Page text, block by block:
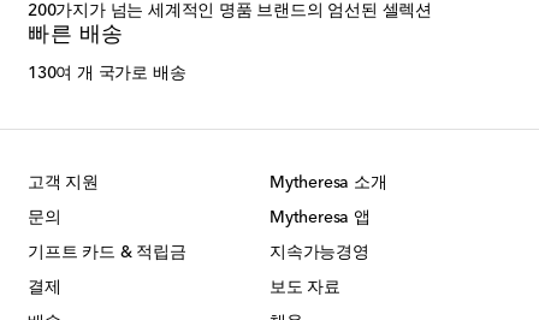
200가지가 넘는 세계적인 명품 브랜드의 엄선된 셀렉션
빠른 배송
130여 개 국가로 배송
고객 지원
문의
기프트 카드 & 적립금
결제
Mytheresa 소개
Mytheresa 앱
지속가능경영
보도 자료